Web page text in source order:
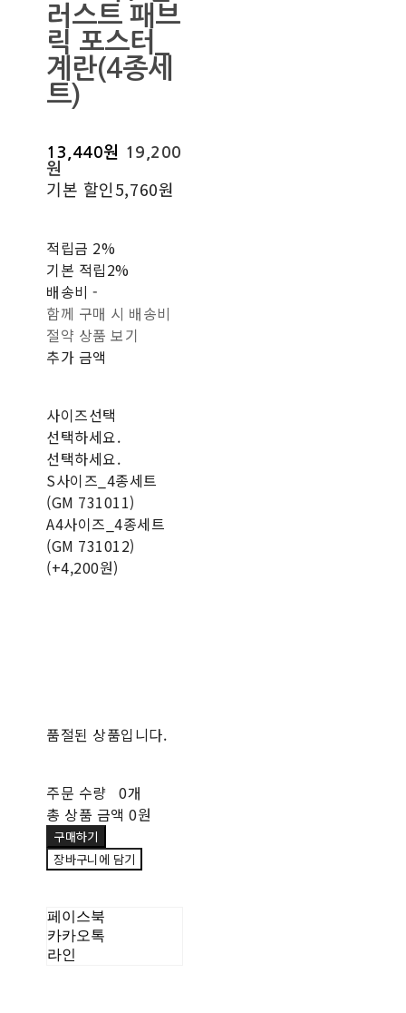
러스트 패브
릭 포스터_
계란(4종세
트)
13,440원
19,200
원
기본 할인5,760원
적립금 2%
기본 적립2%
배송비-
함께 구매 시 배송비
절약 상품 보기
추가 금액
사이즈선택
선택하세요.
선택하세요.
S사이즈_4종세트
(GM 731011)
A4사이즈_4종세트
(GM 731012)
(+4,200원)
품절된 상품입니다.
주문 수량 0개
총 상품 금액 0원
구매하기
장바구니에 담기
페이스북
카카오톡
라인